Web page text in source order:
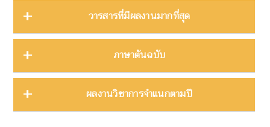
บทความในหนังสือ
บทคัดย่องานประชุมวิชาการ
23
โปสเตอร์งานประชุมวิชาการ
รายงาน
30
รายงานการวิจัย
วิทยานิพนธ์
17
การศึกษาพิพิธภัณฑ์
ด้านสังคมศาสตร์
ทรัพยากรธรรมชาติ โลก และสิ่งแวดล้อม
24
เทคโนโลยีและวิศวกรรมศาสตร์
ภาคกลาง
ภาคตะวันตก
11
ภาคตะวันออก
ภาคเหนือ
วารสารที่มีผลงานมากที่สุด
Zootaxa
12
ZooKeys
ภาษาต้นฉบับ
ผลงานภาษาต่างประเทศ
ผลงานภาษาไทย
130
ผลงานวิชาการจำแนกตามปี